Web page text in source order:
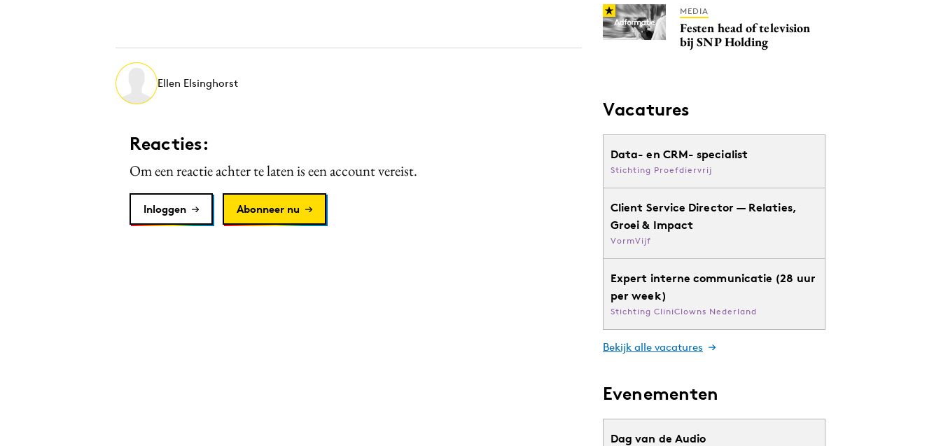
Ellen Elsinghorst
Reacties:
Om een reactie achter te laten is een account vereist.
Inloggen Abonneer nu
MEDIA
Festen head of television
bij SNP Holding
Vacatures
Data- en CRM- specialist
Stichting Proefdiervrij
Client Service Director — Relaties,
Groei & Impact
VormVijf
Expert interne communicatie (28 uur
per week)
Stichting CliniClowns Nederland
Bekijk alle vacatures
Evenementen
Dag van de Audio